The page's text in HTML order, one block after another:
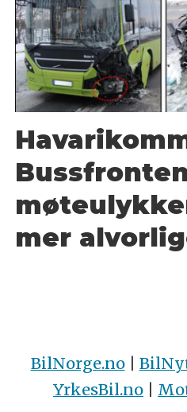
mer
BilNorge.no|
YrkesBil.no |